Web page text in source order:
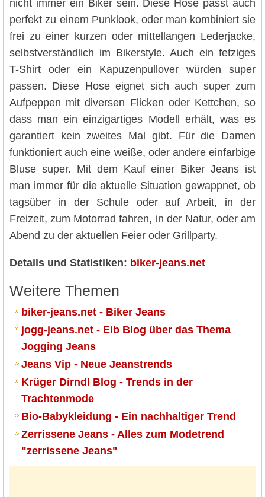
nicht immer ein Biker sein. Diese Hose passt auch
perfekt zu einem Punklook, oder man kombiniert sie
frei zu einer kurzen oder mittellangen Lederjacke,
selbstverständlich im Bikerstyle. Auch ein fetziges
T-Shirt oder ein Kapuzenpullover würden super
passen. Diese Hose eignet sich auch super zum
Aufpeppen mit diversen Flicken oder Kettchen, so
dass man ein einzigartiges Modell erhält, was es
garantiert kein zweites Mal gibt. Für die Damen
funktioniert auch eine weiße, oder andere einfarbige
Bluse super. Mit dem Kauf einer Biker Jeans ist
man immer für die aktuelle Situation gewappnet, ob
tagsüber in der Schule oder auf Arbeit, in der
Freizeit, zum Motorrad fahren, in der Natur, oder am
Abend zu der aktuellen Feier oder Grillparty.
Details und Statistiken: biker-jeans.net
Weitere Themen
biker-jeans.net - Biker Jeans
jogg-jeans.net - Eib Blog über das Thema
Jogging Jeans
Jeans Vip - Neue Jeanstrends
Krüger Dirndl Blog - Trends in der
Trachtenmode
Bio-Babykleidung - Ein nachhaltiger Trend
Zerrissene Jeans - Alles zum Modetrend
"zerrissene Jeans"